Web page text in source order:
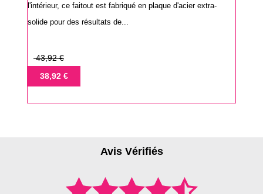
l'intérieur, ce faitout est fabriqué en plaque d'acier extra-
solide pour des résultats de...
Prix
base
43,92 €
Prix38,92 €
Avis Vérifiés